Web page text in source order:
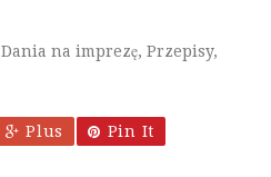
Dania na imprezę, Przepisy,
Plus
Pin It